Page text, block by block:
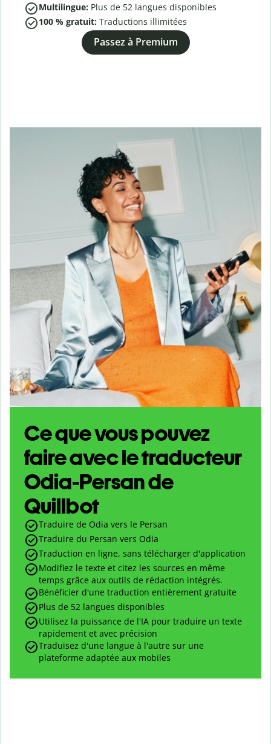
Multilingue: Plus de 52 langues disponibles
100 % gratuit: Traductions illimitées
Passez à Premium
Ce que vous pouvez
faire avec le traducteur
Odia-Persan de
Quillbot
Traduire de Odia vers le Persan
Traduire du Persan vers Odia
Traduction en ligne, sans télécharger d'application
Modifiez le texte et citez les sources en même
temps grâce aux outils de rédaction intégrés.
Bénéficier d'une traduction entièrement gratuite
Plus de 52 langues disponibles
Utilisez la puissance de l'IA pour traduire un texte
rapidement et avec précision
Traduisez d'une langue à l'autre sur une
plateforme adaptée aux mobiles